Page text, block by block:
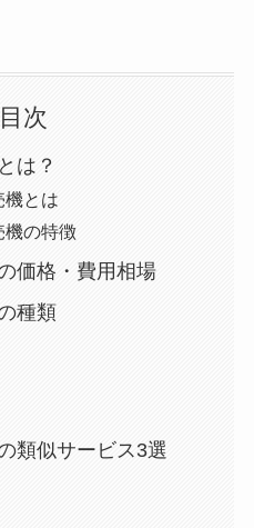
目次
は？
機とは
機の特徴
価格・費用相場
種類
類似サービス3選